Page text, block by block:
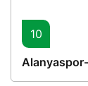
10
Alanyaspor-